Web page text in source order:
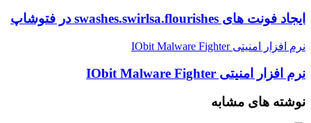
ایجاد فونت های swashes.swirlsa.flourishes در فتوشاپ
نرم افزار امنیتی IObit Malware Fighter
نرم افزار امنیتی IObit Malware Fighter
نوشته های مشابه